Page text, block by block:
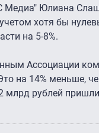
Медиа" Юлиана
хотя бы
на 5-8%.
Ассоциации
на 14% меньше,
млрд рублей